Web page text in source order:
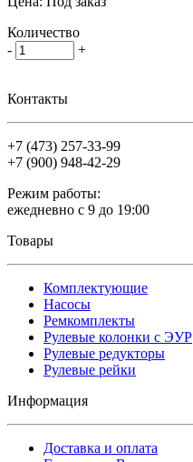
Количество
-
+
Контакты
+7 (473) 257-33-99
+7 (900) 948-42-29
Режим работы:
ежедневно с 9 до 19:00
Товары
Комплектующие
Насосы
Ремкомплекты
Рулевые колонки с ЭУР
Рулевые редукторы
Рулевые рейки
Информация
Доставка и оплата